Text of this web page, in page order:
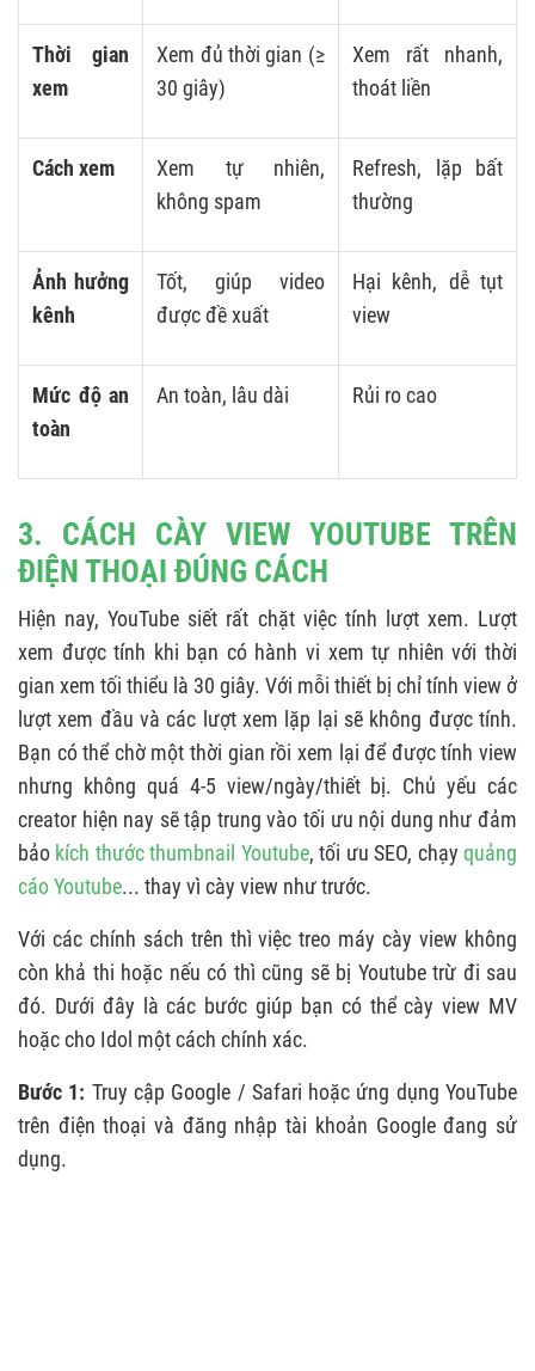
Thời gian
xem
Xem đủ thời gian (≥
30 giây)
Xem rất nhanh,
thoát liền
Cách xem
Xem tự nhiên,
không spam
Refresh, lặp bất
thường
Ảnh hưởng
kênh
Tốt, giúp video
được đề xuất
Hại kênh, dễ tụt
view
Mức độ an
toàn
An toàn, lâu dài Rủi ro cao
3. CÁCH CÀY VIEW YOUTUBE TRÊN
ĐIỆN THOẠI ĐÚNG CÁCH
Hiện nay, YouTube siết rất chặt việc tính lượt xem. Lượt
xem được tính khi bạn có hành vi xem tự nhiên với thời
gian xem tối thiểu là 30 giây. Với mỗi thiết bị chỉ tính view ở
lượt xem đầu và các lượt xem lặp lại sẽ không được tính.
Bạn có thể chờ một thời gian rồi xem lại để được tính view
nhưng không quá 4-5 view/ngày/thiết bị. Chủ yếu các
creator hiện nay sẽ tập trung vào tối ưu nội dung như đảm
bảo kích thước thumbnail Youtube, tối ưu SEO, chạyquảng
cáo Youtube... thay vì cày view như trước.
Với các chính sách trên thì việc treo máy cày view không
còn khả thi hoặc nếu có thì cũng sẽ bị Youtube trừ đi sau
đó. Dưới đây là các bước giúp bạn có thể cày view MV
hoặc cho Idol một cách chính xác.
Bước 1: Truy cập Google / Safari hoặc ứng dụng YouTube
trên điện thoại và đăng nhập tài khoản Google đang sử
dụng.